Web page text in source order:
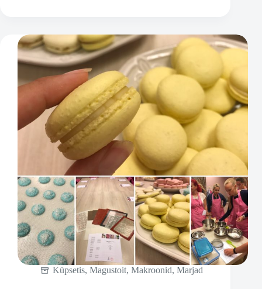
Küpsetis, Magustoit, Makroonid, Marjad